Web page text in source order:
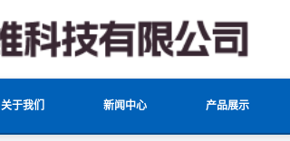
关于我们 新闻中心 产品展示